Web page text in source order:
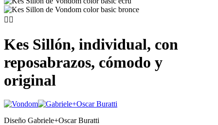
 
Kes Sillón, individual, con
reposabrazos, cómodo y
original
Diseño Gabriele+Oscar Buratti